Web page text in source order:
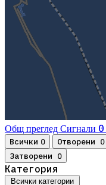
Общ преглед Сигнали 0
Всички 0 Отворени 0
Затворени 0
Категория
Всички категории